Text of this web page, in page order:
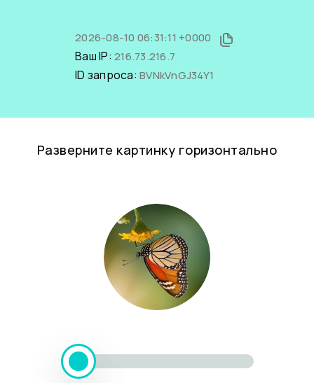
2026-08-10 06:31:11 +0000
Ваш IP: 216.73.216.7
ID запроса: BVNkVnGJ34Y1
Разверните картинку горизонтально